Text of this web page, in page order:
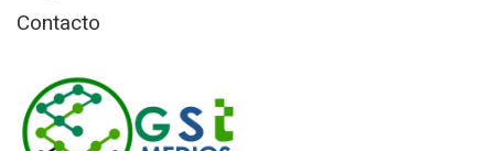
Contacto